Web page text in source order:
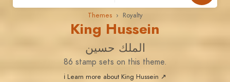
Themes› Royalty
King Hussein
الملك حسين
86 stamp sets on this theme.
ℹ Learn more about King Hussein ↗